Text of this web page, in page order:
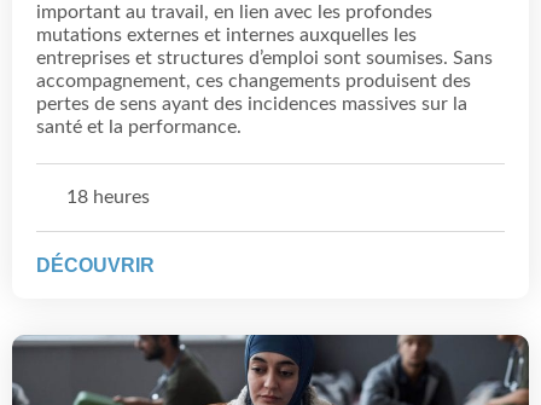
important au travail, en lien avec les profondes
mutations externes et internes auxquelles les
entreprises et structures d’emploi sont soumises. Sans
accompagnement, ces changements produisent des
pertes de sens ayant des incidences massives sur la
santé et la performance.
18 heures
DÉCOUVRIR